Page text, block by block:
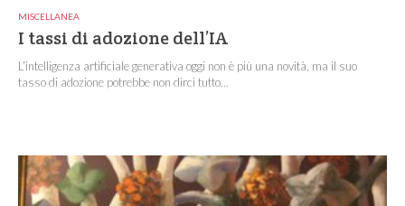
MISCELLANEA
I tassi di adozione dell’IA
L’intelligenza artificiale generativa oggi non è più una novità, ma il suo
tasso di adozione potrebbe non dirci tutto...